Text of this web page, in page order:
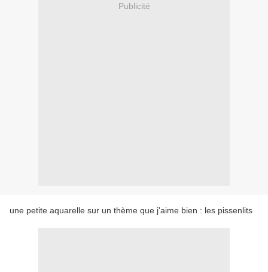
Publicité
une petite aquarelle sur un thème que j'aime bien : les pissenlits